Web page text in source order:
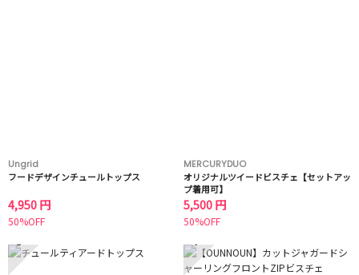
Ungrid
フードデザインチュールトップス
4,950 円
50%OFF
MERCURYDUO
オリジナルツイードビスチェ【セットアッ
プ着用可】
5,500 円
50%OFF
3 4